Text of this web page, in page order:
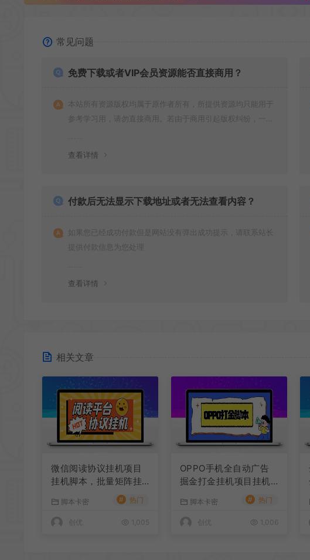
常见问题
免费下载或者VIP会员资源能否直接商用？
本站所有资源版权均属于原作者所有，所提供资源均只能用于
参考学习用，请勿直接商用。若由于商用引起版权纠纷，一切
查看详情
付款后无法显示下载地址或者无法查看内容？
如果您已经成功付款但是网站没有弹出成功提示，请联系站长
提供付款信息为您处理
查看详情
相关文章
微信阅读协议挂机项目
挂机脚本，批量矩阵挂
脚本卡密 # 热门
1,005
OPPO手机全自动广告
掘金打金挂机项目挂机
脚本，单机一天9+可批
量放大
脚本卡密 # 热门
1,006